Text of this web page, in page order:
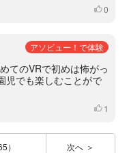
いいね
0
アソビュー！で体験
てのVRで初めは怖がっ
児でも楽しむことがで
いいね
1
） 次へ